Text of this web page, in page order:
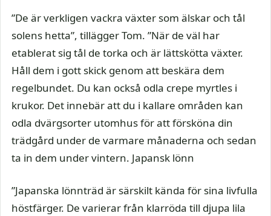
”De är verkligen vackra växter som älskar och tål
solens hetta”, tillägger Tom. ”När de väl har
etablerat sig tål de torka och är lättskötta växter.
Håll dem i gott skick genom att beskära dem
regelbundet. Du kan också odla crepe myrtles i
krukor. Det innebär att du i kallare områden kan
odla dvärgsorter utomhus för att försköna din
trädgård under de varmare månaderna och sedan
ta in dem under vintern. Japansk lönn
”Japanska lönnträd är särskilt kända för sina livfulla
höstfärger. De varierar från klarröda till djupa lila